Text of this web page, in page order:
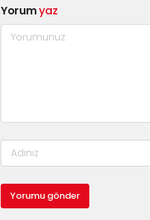
Yorumyaz
Yorumu gönder